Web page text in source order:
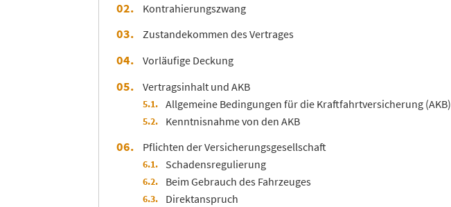
Kontrahierungszwang
Zustandekommen des Vertrages
Vorläufige Deckung
Vertragsinhalt und AKB
Allgemeine Bedingungen für die Kraftfahrtversicherung (AKB)
Kenntnisnahme von den AKB
Pflichten der Versicherungsgesellschaft
Schadensregulierung
Beim Gebrauch des Fahrzeuges
Direktanspruch